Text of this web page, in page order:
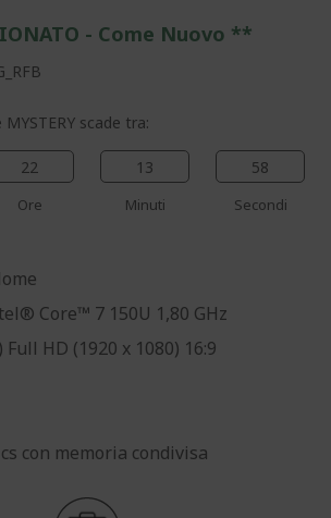
- Come Nuovo **
scade tra:
22
Ore
13
Minuti
57
Secondi
Core™ 7 150U 1,80 GHz
Full HD (1920 x 1080) 16:9
con memoria condivisa